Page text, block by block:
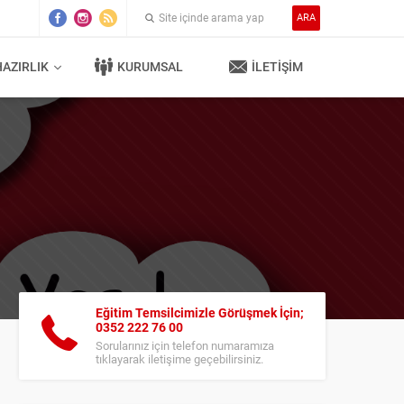
ARA
KURUMSAL İLETİŞİM
Eğitim Temsilcimizle Görüşmek İçin;
0352 222 76 00
Sorularınız için telefon numaramıza
tıklayarak iletişime geçebilirsiniz.